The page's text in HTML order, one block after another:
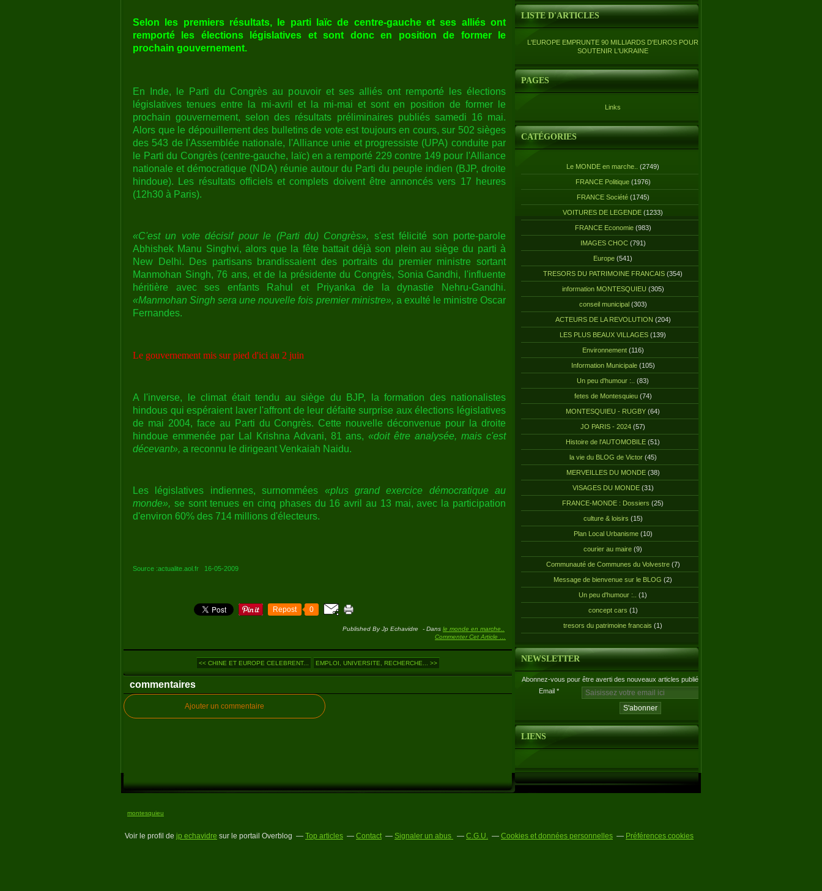
Selon les premiers résultats, le parti laïc de centre-gauche et ses alliés ont
remporté les élections législatives et sont donc en position de former le
prochain gouvernement.
En Inde, le Parti du Congrès au pouvoir et ses alliés ont remporté les élections
législatives tenues entre la mi-avril et la mi-mai et sont en position de former le
prochain gouvernement, selon des résultats préliminaires publiés samedi 16 mai.
Alors que le dépouillement des bulletins de vote est toujours en cours, sur 502 sièges
des 543 de l'Assemblée nationale, l'Alliance unie et progressiste (UPA) conduite par
le Parti du Congrès (centre-gauche, laïc) en a remporté 229 contre 149 pour l'Alliance
nationale et démocratique (NDA) réunie autour du Parti du peuple indien (BJP, droite
hindoue). Les résultats officiels et complets doivent être annoncés vers 17 heures
(12h30 à Paris).
«C'est un vote décisif pour le (Parti du) Congrès», s'est félicité son porte-parole
Abhishek Manu Singhvi, alors que la fête battait déjà son plein au siège du parti à
New Delhi. Des partisans brandissaient des portraits du premier ministre sortant
Manmohan Singh, 76 ans, et de la présidente du Congrès, Sonia Gandhi, l'influente
héritière avec ses enfants Rahul et Priyanka de la dynastie Nehru-Gandhi.
«Manmohan Singh sera une nouvelle fois premier ministre», a exulté le ministre Oscar
Fernandes.
Le gouvernement mis sur pied d'ici au 2 juin
A l'inverse, le climat était tendu au siège du BJP, la formation des nationalistes
hindous qui espéraient laver l'affront de leur défaite surprise aux élections législatives
de mai 2004, face au Parti du Congrès. Cette nouvelle déconvenue pour la droite
hindoue emmenée par Lal Krishna Advani, 81 ans,«doit être analysée, mais c'est
décevant», a reconnu le dirigeant Venkaiah Naidu.
Les législatives indiennes, surnommées «plus grand exercice démocratique au
monde», se sont tenues en cinq phases du 16 avril au 13 mai, avec la participation
d'environ 60% des 714 millions d'électeurs.
Source :actualite.aol.fr 16-05-2009
Repost 0
Published By Jp Echavidre - Dans le monde en marche..
Commenter Cet Article
<< CHINE ET EUROPE CELEBRENT... EMPLOI, UNIVERSITE, RECHERCHE... >>
commentaires
Ajouter un commentaire
LISTE D'ARTICLES
L'EUROPE EMPRUNTE 90 MILLIARDS D'EUROS POUR
SOUTENIR L'UKRAINE
PAGES
Links
CATÉGORIES
Le MONDE en marche.. (2749)
FRANCE Politique(1976)
FRANCE Société(1745)
VOITURES DE LEGENDE (1233)
FRANCE Economie(983)
IMAGES CHOC(791)
Europe (541)
TRESORS DU PATRIMOINE FRANCAIS (354)
information MONTESQUIEU (305)
conseil municipal(303)
ACTEURS DE LA REVOLUTION (204)
LES PLUS BEAUX VILLAGES (139)
Environnement(116)
Information Municipale(105)
Un peu d'humour :.. (83)
fetes de Montesquieu(74)
MONTESQUIEU - RUGBY (64)
JO PARIS - 2024 (57)
Histoire de l'AUTOMOBILE (51)
la vie du BLOG de Victor(45)
MERVEILLES DU MONDE(38)
VISAGES DU MONDE(31)
FRANCE-MONDE : Dossiers (25)
culture & loisirs (15)
Plan Local Urbanisme(10)
courier au maire (9)
Communauté de Communes du Volvestre(7)
Message de bienvenue sur le BLOG (2)
Un peu d'humour :.. (1)
concept cars (1)
tresors du patrimoine francais (1)
NEWSLETTER
Abonnez-vous pour être averti des nouveaux articles publiés.
Email
LIENS
montesquieu
Voir le profil de jp echavidre sur le portail Overblog Top articles Contact Signaler un abus C.G.U. Cookies et données personnelles Préférences cookies